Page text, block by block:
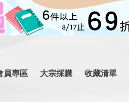
員專區 大宗採購 收藏清單